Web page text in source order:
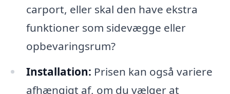
carport, eller skal den have ekstra
funktioner som sidevægge eller
opbevaringsrum?
Installation: Prisen kan også variere
afhængigt af, om du vælger at